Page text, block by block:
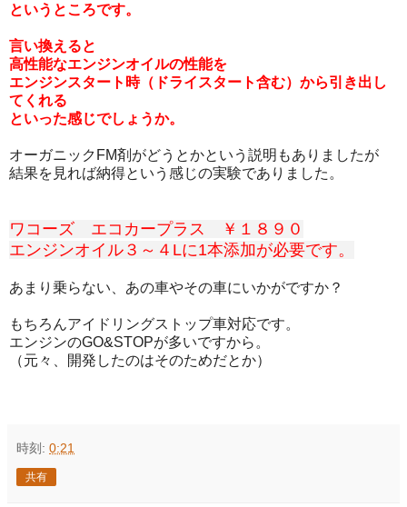
というところです。
言い換えると
高性能なエンジンオイルの性能を
エンジンスタート時（ドライスタート含む）から引き出し
てくれる
といった感じでしょうか。
オーガニックFM剤がどうとかという説明もありましたが
結果を見れば納得という感じの実験でありました。
ワコーズ エコカープラス ￥１８９０
エンジンオイル３～４Lに1本添加が必要です。
あまり乗らない、あの車やその車にいかがですか？
もちろんアイドリングストップ車対応です。
エンジンのGO&STOPが多いですから。
（元々、開発したのはそのためだとか）
時刻: 0:21
共有